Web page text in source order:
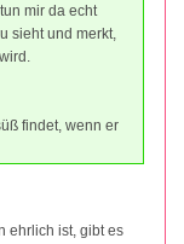
mir da echt
sieht und merkt,
findet, wenn er
ehrlich ist, gibt es